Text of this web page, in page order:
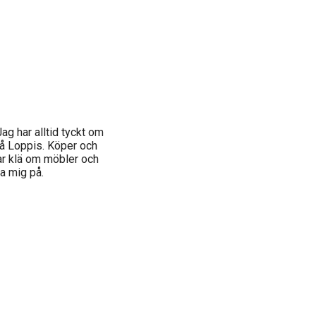
har alltid tyckt om
Loppis. Köper och
klä om möbler och
mig på.